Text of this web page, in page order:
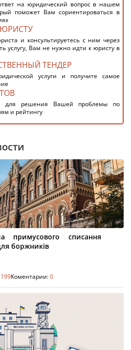
на юридический вопрос в нашем
поможет Вам сориентироваться в
и консультируетесь с ним через
услугу, Вам не нужно идти к юристу в
ТЕНДЕР
услуги и получите самое
для решения Вашей проблемы по
и рейтингу
примусового списання
боржників
199Коментарии:0